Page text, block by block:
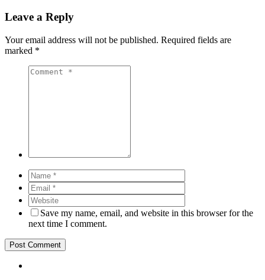
Leave a Reply
Your email address will not be published. Required fields are
marked *
Save my name, email, and website in this browser for the
next time I comment.